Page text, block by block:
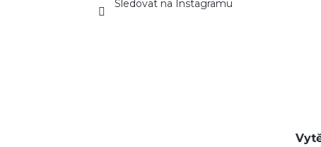
Sledovat na Instagramu